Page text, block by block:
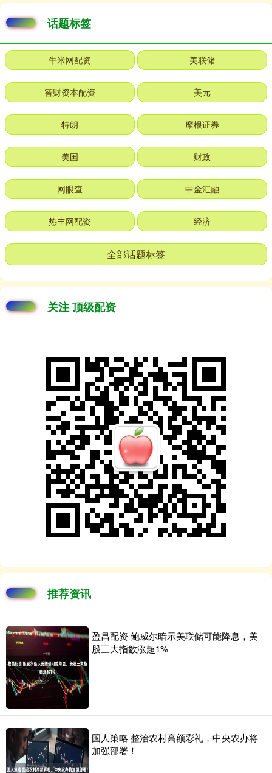
话题标签
牛米网配资 美联储
智财资本配资 美元
特朗 摩根证券
美国 财政
网眼查 中金汇融
热丰网配资 经济
全部话题标签
关注 顶级配资
推荐资讯
盈昌配资 鲍威尔暗示美联储可能降息，美
股三大指数涨超1%
国人策略 整治农村高额彩礼，中央农办将
加强部署！